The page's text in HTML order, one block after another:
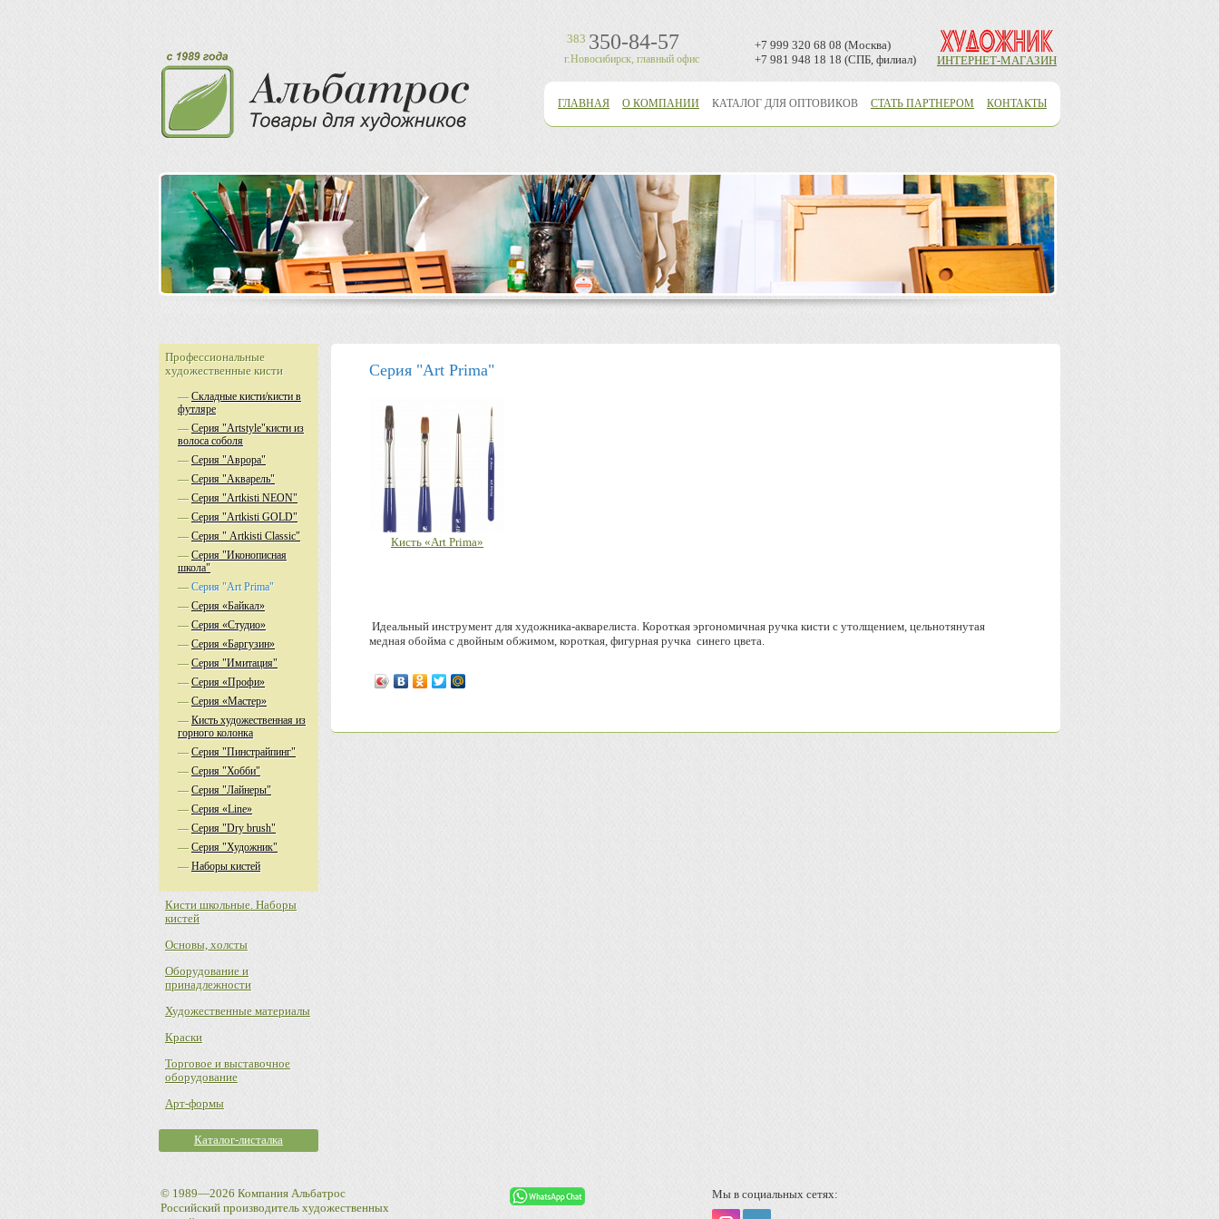
383 350-84-57
г.Новосибирск, главный офис
+7 999 320 68 08 (Москва)
+7 981 948 18 18 (СПБ, филиал)
ИНТЕРНЕТ-МАГАЗИН
ГЛАВНАЯ О КОМПАНИИ КАТАЛОГ ДЛЯ ОПТОВИКОВ СТАТЬ ПАРТНЕРОМ КОНТАКТЫ
Серия "Аrt Prima"
Кисть «Art Prima»
Идеальный инструмент для художника-акварелиста. Короткая эргономичная ручка кисти с утолщением, цельнотянутая
медная обойма с двойным обжимом, короткая, фигурная ручка синего цвета.
Профессиональные
художественные кисти
—Складные кисти/кисти в
футляре
—Серия "Artstyle"кисти из
волоса соболя
—Серия "Аврора"
—Серия "Акварель"
—Серия "Аrtkisti NEON"
—Серия "Аrtkisti GOLD"
—Серия " Artkisti Classic"
—Серия "Иконописная
школа"
—Серия "Аrt Prima"
—Серия «Байкал»
—Серия «Студио»
—Серия «Баргузин»
—Серия "Имитация"
—Серия «Профи»
—Серия «Мастер»
—Кисть художественная из
горного колонка
—Серия "Пинстрайпинг"
—Серия "Хобби"
—Серия "Лайнеры"
—Серия «Line»
—Серия "Dry brush"
—Серия "Художник"
—Наборы кистей
Кисти школьные. Наборы
кистей
Основы, холсты
Оборудование и
принадлежности
Художественные материалы
Краски
Торговое и выставочное
оборудование
Арт-формы
Каталог-листалка
© 1989—2026 Компания Альбатрос
Российский производитель художественных
Мы в социальных сетях: